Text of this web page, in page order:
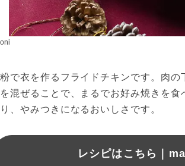
で衣を作るフライドチキンです。肉
混ぜることで、まるでお好み焼きを
、やみつきになるおいしさです。
レシピはこちら｜